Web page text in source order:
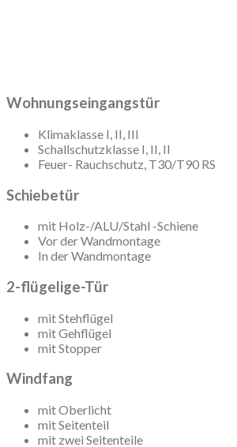
Wohnungseingangstür
Klimaklasse I, II, III
Schallschutzklasse I, II, II
Feuer- Rauchschutz, T30/T90 RS
Schiebetür
mit Holz-/ALU/Stahl -Schiene
Vor der Wandmontage
In der Wandmontage
2-flügelige-Tür
mit Stehflügel
mit Gehflügel
mit Stopper
Windfang
mit Oberlicht
mit Seitenteil
mit zwei Seitenteile